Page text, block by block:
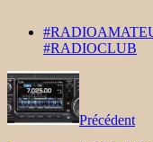
#RADIOCLUB
Précédent